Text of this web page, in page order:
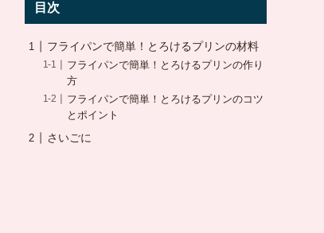
目次
フライパンで簡単！とろけるプリンの材料
フライパンで簡単！とろけるプリンの作り
方
フライパンで簡単！とろけるプリンのコツ
とポイント
さいごに